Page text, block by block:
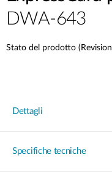
DWA-643
Stato del prodotto
Dettagli
Specifiche tecniche